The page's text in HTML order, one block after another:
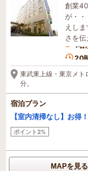
創業
が・・
えし
さを伝
1名
20
東武東上線・東京メ
分。
宿泊プラン
【室内清掃なし】お
ポイント2%
MAPを見る